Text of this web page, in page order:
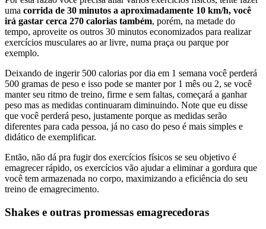
uma corrida de 30 minutos a aproximadamente 10 km/h, você
irá gastar cerca 270 calorias também, porém, na metade do
tempo, aproveite os outros 30 minutos economizados para realizar
exercícios musculares ao ar livre, numa praça ou parque por
exemplo.
Deixando de ingerir 500 calorias por dia em 1 semana você perderá
500 gramas de peso e isso pode se manter por 1 mês ou 2, se você
manter seu ritmo de treino, firme e sem faltas, começará a ganhar
peso mas as medidas continuaram diminuindo. Note que eu disse
que você perderá peso, justamente porque as medidas serão
diferentes para cada pessoa, já no caso do peso é mais simples e
didático de exemplificar.
Então, não dá pra fugir dos exercícios físicos se seu objetivo é
emagrecer rápido, os exercícios vão ajudar a eliminar a gordura que
você tem armazenada no corpo, maximizando a eficiência do seu
treino de emagrecimento.
Shakes e outras promessas emagrecedoras